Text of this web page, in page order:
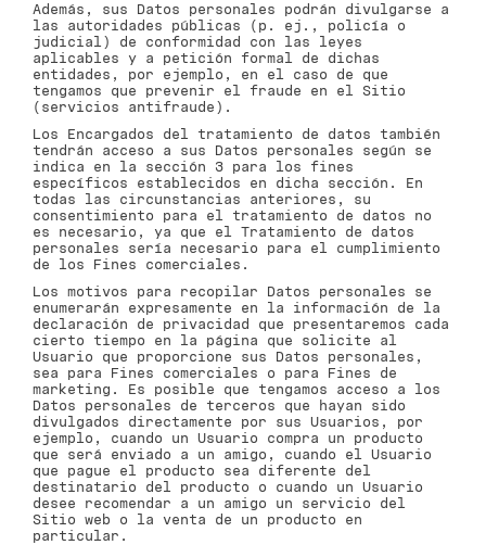
Además, sus Datos personales podrán divulgarse a
las autoridades públicas (p. ej., policía o
judicial) de conformidad con las leyes
aplicables y a petición formal de dichas
entidades, por ejemplo, en el caso de que
tengamos que prevenir el fraude en el Sitio
(servicios antifraude).
Los Encargados del tratamiento de datos también
tendrán acceso a sus Datos personales según se
indica en la sección 3 para los fines
específicos establecidos en dicha sección. En
todas las circunstancias anteriores, su
consentimiento para el tratamiento de datos no
es necesario, ya que el Tratamiento de datos
personales sería necesario para el cumplimiento
de los Fines comerciales.
Los motivos para recopilar Datos personales se
enumerarán expresamente en la información de la
declaración de privacidad que presentaremos cada
cierto tiempo en la página que solicite al
Usuario que proporcione sus Datos personales,
sea para Fines comerciales o para Fines de
marketing. Es posible que tengamos acceso a los
Datos personales de terceros que hayan sido
divulgados directamente por sus Usuarios, por
ejemplo, cuando un Usuario compra un producto
que será enviado a un amigo, cuando el Usuario
que pague el producto sea diferente del
destinatario del producto o cuando un Usuario
desee recomendar a un amigo un servicio del
Sitio web o la venta de un producto en
particular.